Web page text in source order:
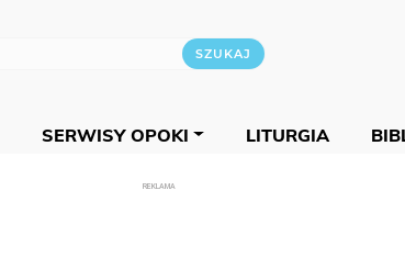
SERWISY OPOKI LITURGIA
REKLAMA